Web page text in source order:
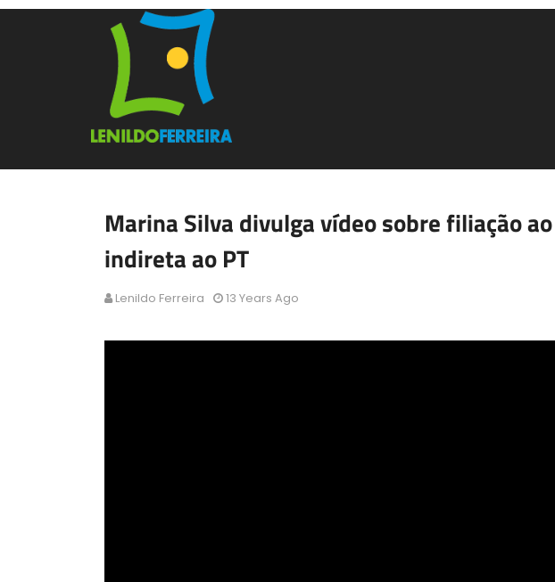
Marina Silva divulga vídeo sobre filiação
indireta ao PT
Lenildo Ferreira 13 Years Ago